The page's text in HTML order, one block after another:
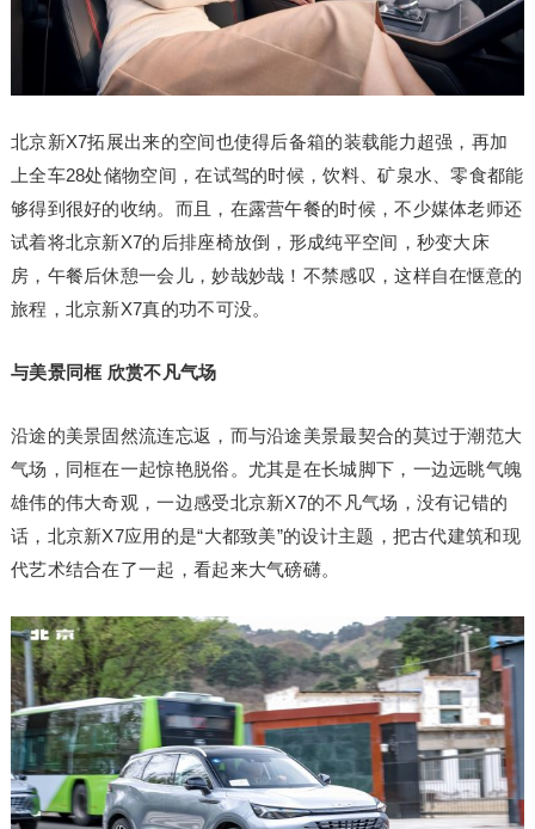
北京新X7拓展出来的空间也使得后备箱的装载能力超强，再加
上全车28处储物空间，在试驾的时候，饮料、矿泉水、零食都能
够得到很好的收纳。而且，在露营午餐的时候，不少媒体老师还
试着将北京新X7的后排座椅放倒，形成纯平空间，秒变大床
房，午餐后休憩一会儿，妙哉妙哉！不禁感叹，这样自在惬意的
旅程，北京新X7真的功不可没。
与美景同框 欣赏不凡气场
沿途的美景固然流连忘返，而与沿途美景最契合的莫过于潮范大
气场，同框在一起惊艳脱俗。尤其是在长城脚下，一边远眺气魄
雄伟的伟大奇观，一边感受北京新X7的不凡气场，没有记错的
话，北京新X7应用的是“大都致美”的设计主题，把古代建筑和现
代艺术结合在了一起，看起来大气磅礴。